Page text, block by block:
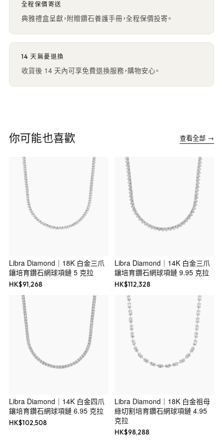
全程保價寄送
典雅禮盒呈獻，附贈鑽石養護手冊，全程保價投寄。
14 天無憂退換
收貨後 14 天內可享免費退換服務，購物安心。
你可能也喜歡 查看全部 →
Libra Diamond｜18K 白金三爪
鑲培育鑽石網球項鏈 5 克拉
HK$91,268
Libra Diamond｜14K 白金三爪
鑲培育鑽石網球項鏈 9.95 克拉
HK$112,328
Libra Diamond｜14K 白金四爪
鑲培育鑽石網球項鏈 6.95 克拉
HK$102,508
Libra Diamond｜18K 白金祖母
綠切割培育鑽石網球項鏈 4.95
克拉
HK$98,288